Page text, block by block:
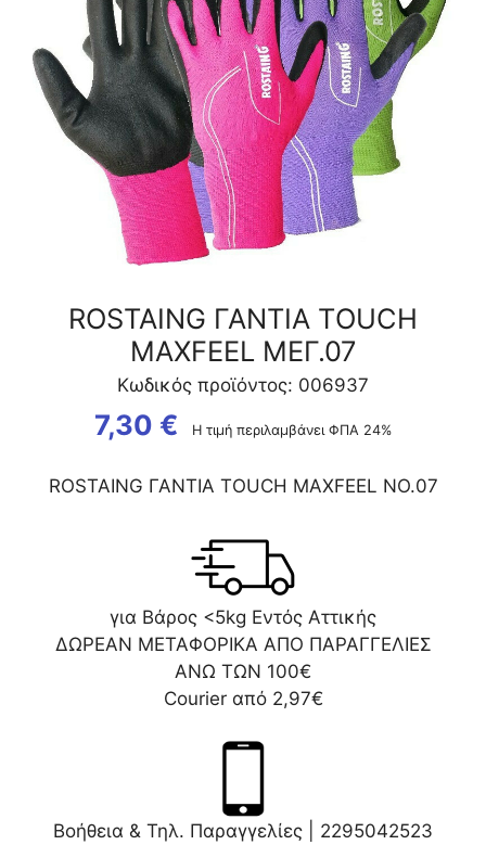
ROSTAING ΓΑΝΤΙΑ ΤOUCH
MAXFEEL ΜΕΓ.07
Κωδικός προϊόντος: 006937
7,30 € Η τιμή περιλαμβάνει ΦΠΑ 24%
ROSTAING ΓΑΝΤΙΑ ΤOUCH MAXFEEL NO.07
για Βάρος <5kg Εντός Αττικής
ΔΩΡΕΑΝ ΜΕΤΑΦΟΡΙΚΑ ΑΠΟ ΠΑΡΑΓΓΕΛΙΕΣ
ΑΝΩ ΤΩΝ 100€
Courier από 2,97€
Βοήθεια & Τηλ. Παραγγελίες | 2295042523